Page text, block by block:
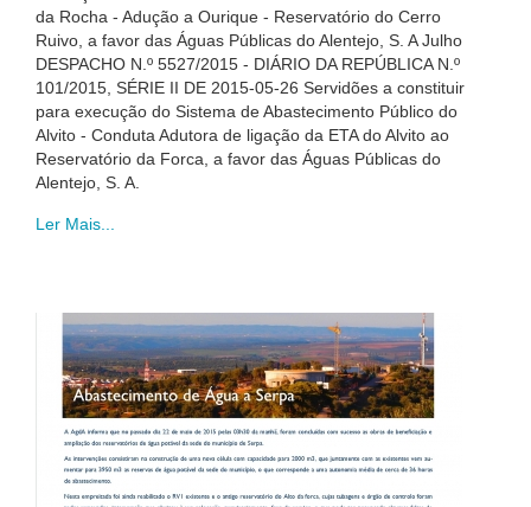
da Rocha - Adução a Ourique - Reservatório do Cerro
Ruivo, a favor das Águas Públicas do Alentejo, S. A Julho
DESPACHO N.º 5527/2015 - DIÁRIO DA REPÚBLICA N.º
101/2015, SÉRIE II DE 2015-05-26 Servidões a constituir
para execução do Sistema de Abastecimento Público do
Alvito - Conduta Adutora de ligação da ETA do Alvito ao
Reservatório da Forca, a favor das Águas Públicas do
Alentejo, S. A.
Ler Mais...